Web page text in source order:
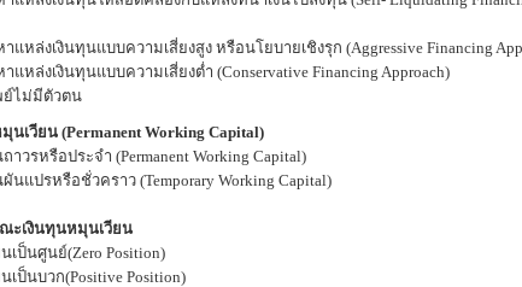
หล่งเงินทุนแบบความเสี่ยงสูง หรือนโยบายเชิงรุก (Aggressive Financing
หล่งเงินทุนแบบความเสี่ยงต่ำ (Conservative Financing Approach)
ย์ไม่มีตัวตน
นเวียน (Permanent Working Capital)
วรหรือประจำ (Permanent Working Capital)
แปรหรือชั่วคราว (Temporary Working Capital)
ะเงินทุนหมุนเวียน
ป็นศูนย์(Zero Position)
ป็นบวก(Positive Position)